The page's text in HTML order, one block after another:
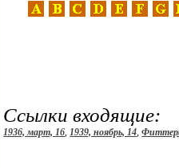
Ссылки входящие:
1936, март, 16,1939, ноябрь, 14,